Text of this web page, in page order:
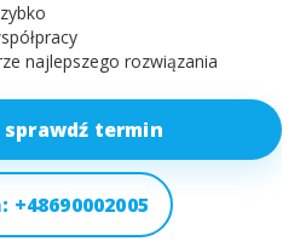
najlepszego rozwiązania
termin
+48690002005